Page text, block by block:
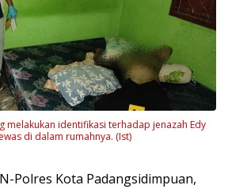
melakukan identifikasi terhadap jenazah Edy
di dalam rumahnya. (Ist)
Polres Kota Padangsidimpuan,